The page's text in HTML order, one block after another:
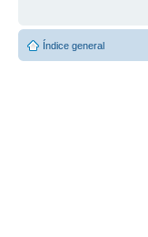
Índice general